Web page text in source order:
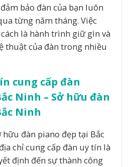
bảo đàn của bạn luôn
từng năm tháng. Việc
là hành trình giữ gìn và
thuật của đàn trong nhiều
cung cấp đàn
Ninh – Sở hữu đàn
Ninh
đàn piano đẹp tại Bắc
chỉ cung cấp đàn uy tín là
định đến sự thành công